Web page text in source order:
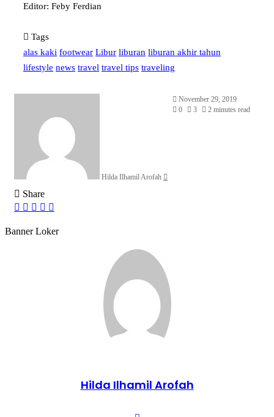
Editor: Feby Ferdian
Tags
alas kaki footwear Libur liburan liburan akhir tahun
lifestyle news travel travel tips traveling
Hilda Ilhamil Arofah
Send
an
November 29, 2019
0
3 2 minutes read
Share
Facebook
X LinkedIn
WhatsApp
Banner Loker
Hilda Ilhamil Arofah